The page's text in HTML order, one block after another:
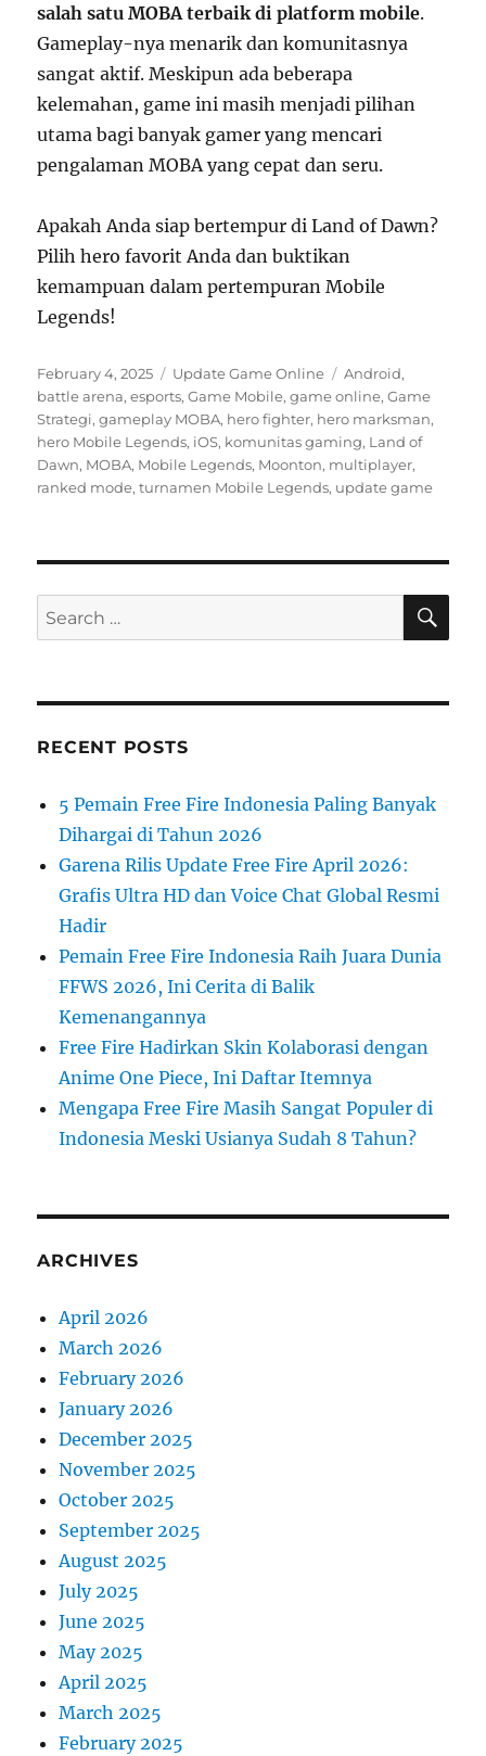
salah satu MOBA terbaik di platform mobile.
Gameplay-nya menarik dan komunitasnya
sangat aktif. Meskipun ada beberapa
kelemahan, game ini masih menjadi pilihan
utama bagi banyak gamer yang mencari
pengalaman MOBA yang cepat dan seru.
Apakah Anda siap bertempur di Land of Dawn?
Pilih hero favorit Anda dan buktikan
kemampuan dalam pertempuran Mobile
Legends!
Posted
on
February 4, 2025 Categories
Update Game Online Tags
Android,
battle arena,esports,Game Mobile,game online,Game
Strategi,gameplay MOBA, hero fighter, hero marksman,
hero Mobile Legends, iOS, komunitas gaming, Land of
Dawn, MOBA, Mobile Legends, Moonton, multiplayer,
ranked mode,turnamen Mobile Legends, update game
Search
for:
RECENT POSTS
5 Pemain Free Fire Indonesia Paling Banyak
Dihargai di Tahun 2026
Garena Rilis Update Free Fire April 2026:
Grafis Ultra HD dan Voice Chat Global Resmi
Hadir
Pemain Free Fire Indonesia Raih Juara Dunia
FFWS 2026, Ini Cerita di Balik
Kemenangannya
Free Fire Hadirkan Skin Kolaborasi dengan
Anime One Piece, Ini Daftar Itemnya
Mengapa Free Fire Masih Sangat Populer di
Indonesia Meski Usianya Sudah 8 Tahun?
ARCHIVES
April 2026
March 2026
February 2026
January 2026
December 2025
November 2025
October 2025
September 2025
August 2025
July 2025
June 2025
May 2025
April 2025
March 2025
February 2025